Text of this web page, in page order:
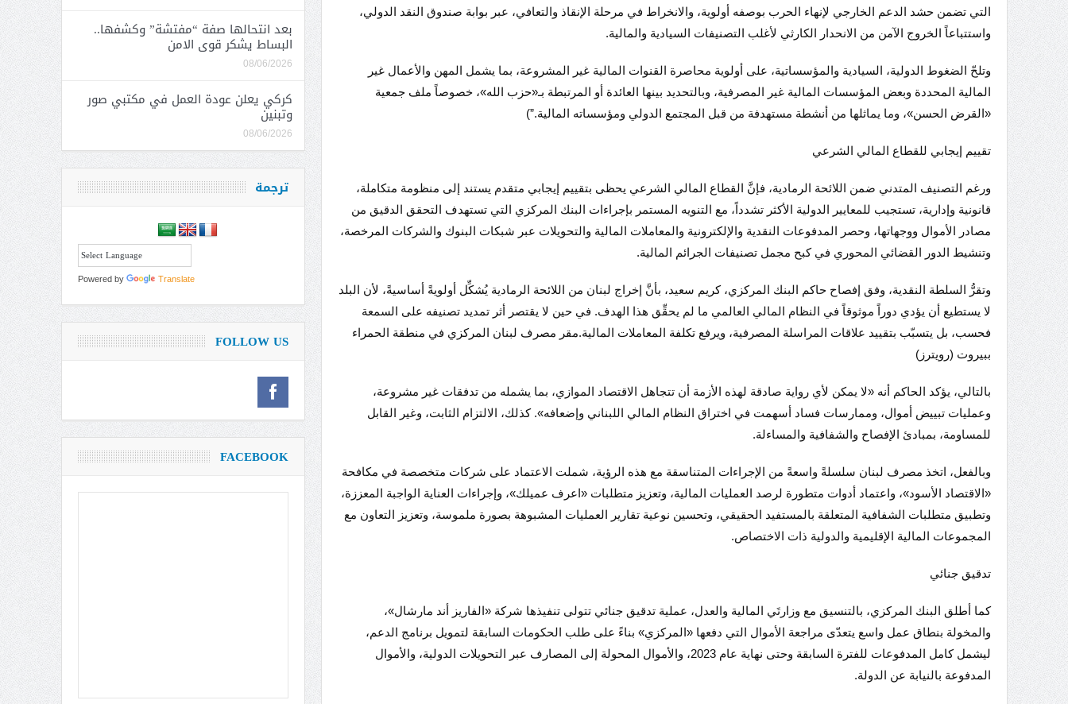
التي تضمن حشد الدعم الخارجي لإنهاء الحرب بوصفه أولوية، والانخراط في مرحلة الإنقاذ والتعافي، عبر بوابة صندوق النقد الدولي،
واستتباعاً الخروج الآمن من الانحدار الكارثي لأغلب التصنيفات السيادية والمالية.
وتلحّ الضغوط الدولية، السيادية والمؤسساتية، على أولوية محاصرة القنوات المالية غير المشروعة، بما يشمل المهن والأعمال غير
المالية المحددة وبعض المؤسسات المالية غير المصرفية، وبالتحديد بينها العائدة أو المرتبطة بـ«حزب الله»، خصوصاً ملف جمعية
«القرض الحسن»، وما يماثلها من أنشطة مستهدفة من قبل المجتمع الدولي ومؤسساته المالية.”)
تقييم إيجابي للقطاع المالي الشرعي
ورغم التصنيف المتدني ضمن اللائحة الرمادية، فإنَّ القطاع المالي الشرعي يحظى بتقييم إيجابي متقدم يستند إلى منظومة متكاملة،
قانونية وإدارية، تستجيب للمعايير الدولية الأكثر تشدداً، مع التنويه المستمر بإجراءات البنك المركزي التي تستهدف التحقق الدقيق من
مصادر الأموال ووجهاتها، وحصر المدفوعات النقدية والإلكترونية والمعاملات المالية والتحويلات عبر شبكات البنوك والشركات المرخصة،
وتنشيط الدور القضائي المحوري في كبح مجمل تصنيفات الجرائم المالية.
وتقرُّ السلطة النقدية، وفق إفصاح حاكم البنك المركزي، كريم سعيد، بأنَّ إخراج لبنان من اللائحة الرمادية يُشكِّل أولويةً أساسيةً، لأن البلد
لا يستطيع أن يؤدي دوراً موثوقاً في النظام المالي العالمي ما لم يحقِّق هذا الهدف. في حين لا يقتصر أثر تمديد تصنيفه على السمعة
فحسب، بل يتسبّب بتقييد علاقات المراسلة المصرفية، ويرفع تكلفة المعاملات المالية.مقر مصرف لبنان المركزي في منطقة الحمراء
ببيروت (رويترز)
بالتالي، يؤكد الحاكم أنه «لا يمكن لأي رواية صادقة لهذه الأزمة أن تتجاهل الاقتصاد الموازي، بما يشمله من تدفقات غير مشروعة،
وعمليات تبييض أموال، وممارسات فساد أسهمت في اختراق النظام المالي اللبناني وإضعافه». كذلك، الالتزام الثابت، وغير القابل
للمساومة، بمبادئ الإفصاح والشفافية والمساءلة.
وبالفعل، اتخذ مصرف لبنان سلسلةً واسعةً من الإجراءات المتناسقة مع هذه الرؤية، شملت الاعتماد على شركات متخصصة في مكافحة
«الاقتصاد الأسود»، واعتماد أدوات متطورة لرصد العمليات المالية، وتعزيز متطلبات «اعرف عميلك»، وإجراءات العناية الواجبة المعززة،
وتطبيق متطلبات الشفافية المتعلقة بالمستفيد الحقيقي، وتحسين نوعية تقارير العمليات المشبوهة بصورة ملموسة، وتعزيز التعاون مع
المجموعات المالية الإقليمية والدولية ذات الاختصاص.
تدقيق جنائي
كما أطلق البنك المركزي، بالتنسيق مع وزارتَي المالية والعدل، عملية تدقيق جنائي تتولى تنفيذها شركة «الفاريز أند مارشال»،
والمخولة بنطاق عمل واسع يتعدّى مراجعة الأموال التي دفعها «المركزي» بناءً على طلب الحكومات السابقة لتمويل برنامج الدعم،
ليشمل كامل المدفوعات للفترة السابقة وحتى نهاية عام 2023، والأموال المحولة إلى المصارف عبر التحويلات الدولية، والأموال
المدفوعة بالنيابة عن الدولة.
بعد انتحالها صفة “مفتشة” وكشفها..
البساط يشكر قوى الامن
08/06/2026
كركي يعلن عودة العمل في مكتبي صور
وتبنين
08/06/2026
ترجمة
Powered by Translate
FOLLOW US
FACEBOOK